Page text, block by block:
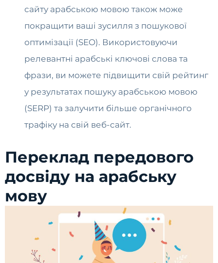
сайту арабською мовою також може
покращити ваші зусилля з пошукової
оптимізації (SEO). Використовуючи
релевантні арабські ключові слова та
фрази, ви можете підвищити свій рейтинг
у результатах пошуку арабською мовою
(SERP) та залучити більше органічного
трафіку на свій веб-сайт.
Переклад передового
досвіду на арабську
мову